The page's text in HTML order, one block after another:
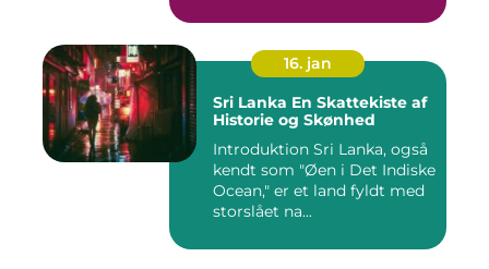
16. jan
Sri Lanka En Skattekiste af
Historie og Skønhed
Introduktion Sri Lanka, også
kendt som "Øen i Det Indiske
Ocean," er et land fyldt med
storslået na...